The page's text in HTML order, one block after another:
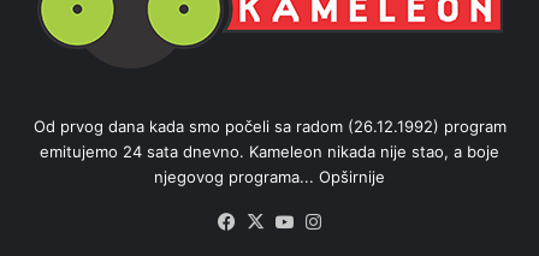
Od prvog dana kada smo počeli sa radom (26.12.1992) program
emitujemo 24 sata dnevno. Kameleon nikada nije stao, a boje
njegovog programa... Opširnije
Facebook
X YouTube